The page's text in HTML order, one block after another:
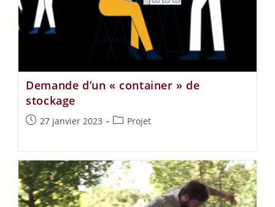
Demande d’un « container » de
stockage
27 janvier 2023 Projet